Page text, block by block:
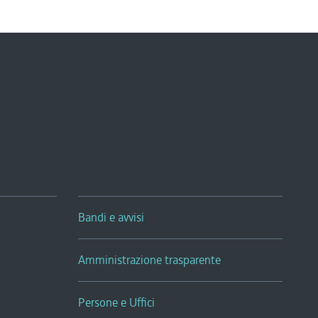
Bandi e avvisi
Amministrazione trasparente
Persone e Uffici